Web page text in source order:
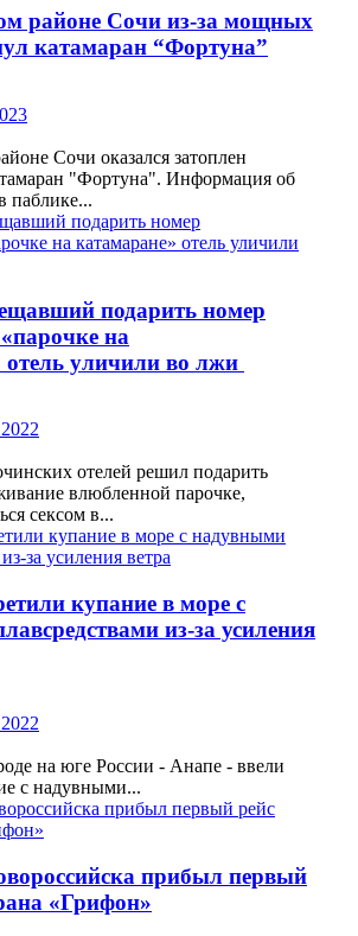
районе Сочи из-за мощных
катамаран “Фортуна”
Сочи оказался затоплен
"Фортуна". Информация об
паблике...
подарить номер
на
отель уличили во лжи
отелей решил подарить
влюбленной парочке,
сексом в...
купание в море с
из-за усиления
на юге России - Анапе - ввели
с надувными...
прибыл первый
«Грифон»